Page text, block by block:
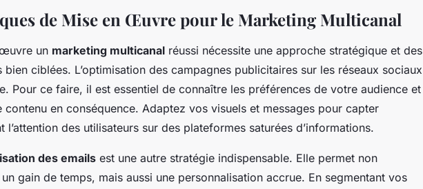
de Mise en Œuvre pour le Marketing Multicanal
un marketing multicanal réussi nécessite une approche stratégique et des
bien ciblées. L’optimisation des campagnes publicitaires sur les réseaux sociaux
Pour ce faire, il est essentiel de connaître les préférences de votre audience et
contenu en conséquence. Adaptez vos visuels et messages pour capter
l’attention des utilisateurs sur des plateformes saturées d’informations.
des emails est une autre stratégie indispensable. Elle permet non
un gain de temps, mais aussi une personnalisation accrue. En segmentant vos